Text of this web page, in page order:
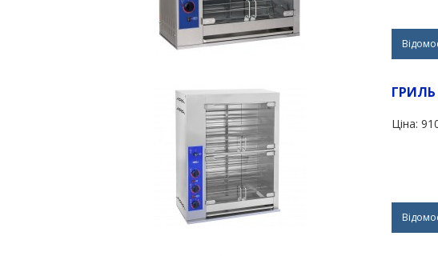
ГРИЛЬ
Ціна: